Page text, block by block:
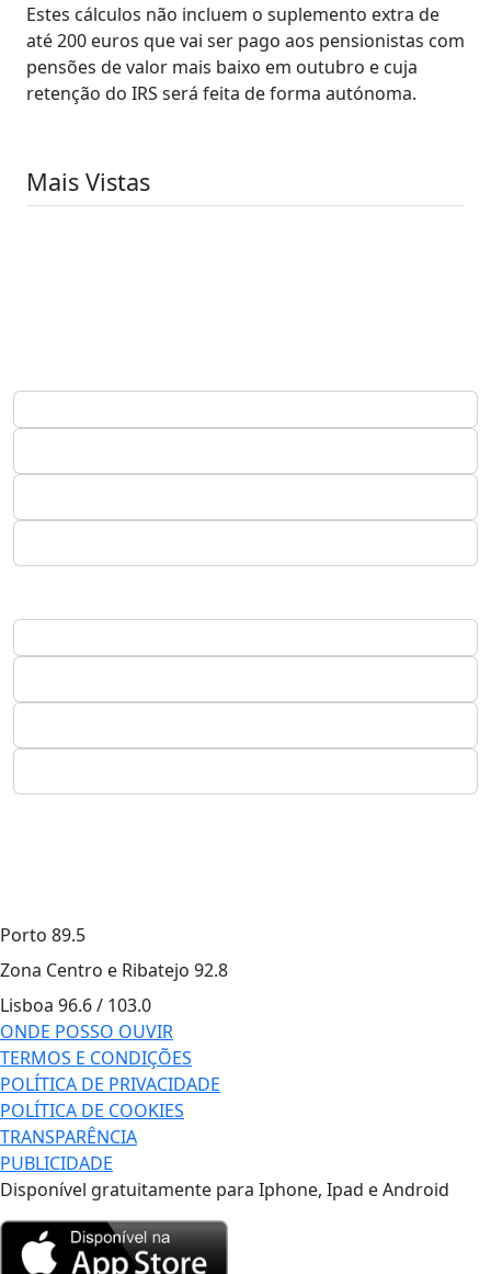
Estes cálculos não incluem o suplemento extra de
até 200 euros que vai ser pago aos pensionistas com
pensões de valor mais baixo em outubro e cuja
retenção do IRS será feita de forma autónoma.
Mais Vistas
Porto 89.5
Zona Centro e Ribatejo 92.8
Lisboa 96.6 / 103.0
ONDE POSSO OUVIR
TERMOS E CONDIÇÕES
POLÍTICA DE PRIVACIDADE
POLÍTICA DE COOKIES
TRANSPARÊNCIA
PUBLICIDADE
Disponível gratuitamente para Iphone, Ipad e Android